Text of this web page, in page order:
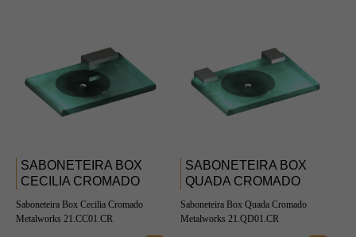
SABONETEIRA BOX
CECILIA CROMADO
Saboneteira Box Cecilia Cromado
Metalworks 21.CC01.CR
SABONETEIRA BOX
QUADA CROMADO
Saboneteira Box Quada Cromado
Metalworks 21.QD01.CR